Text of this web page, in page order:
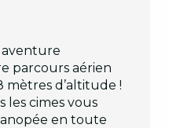
parcours aérien
mètres d’altitude !
les cimes vous
en toute